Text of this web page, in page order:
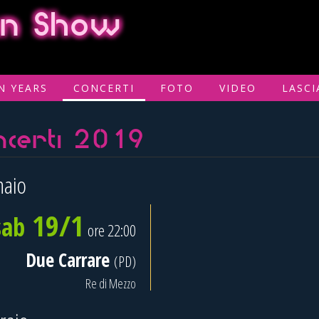
Show
YEARS CONCERTI FOTO VIDEO
2019
19/1 ore 22:00
Due Carrare (PD)
Re di Mezzo